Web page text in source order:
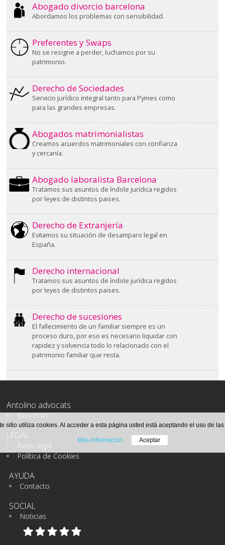
Abogado divorcio barcelona
Abordamos los problemas con sensibilidad.
Preferentes y Swaps
No se resigne a perder, luchamos por su
patrimonio.
Derecho de Sociedades
Servicio jurídico integral tanto para Pymes como
para las grandes empresas.
Abogados matrimonialistas
Creamos acuerdos matrimoniales con confianza
y cercanía.
Abogado laboralista Barcelona
Tratamos sus asuntos de índole jurídica regidos
por leyes de distintos paises.
Derecho de Extranjería
Evitamos su situación de desamparo legal en
España.
Derecho internacional
Tratamos sus asuntos de índole jurídica regidos
por leyes de distintos paises.
Derecho de sucesiones
El fallecimiento de un familiar siempre es un
proceso duro, por eso es necesario liquidar con
rapidez y solvencia todo lo relacionado con el
patrimonio familiar que resta.
Antolino advocats
Nosotros
LEGAL
Aviso legal
Política de Cookies
AYUDA
Contacto
SOCIAL
Noticias
sitio utiliza cookies. Al acceder a esta página usted está aceptando el uso de las
Más información Aceptar